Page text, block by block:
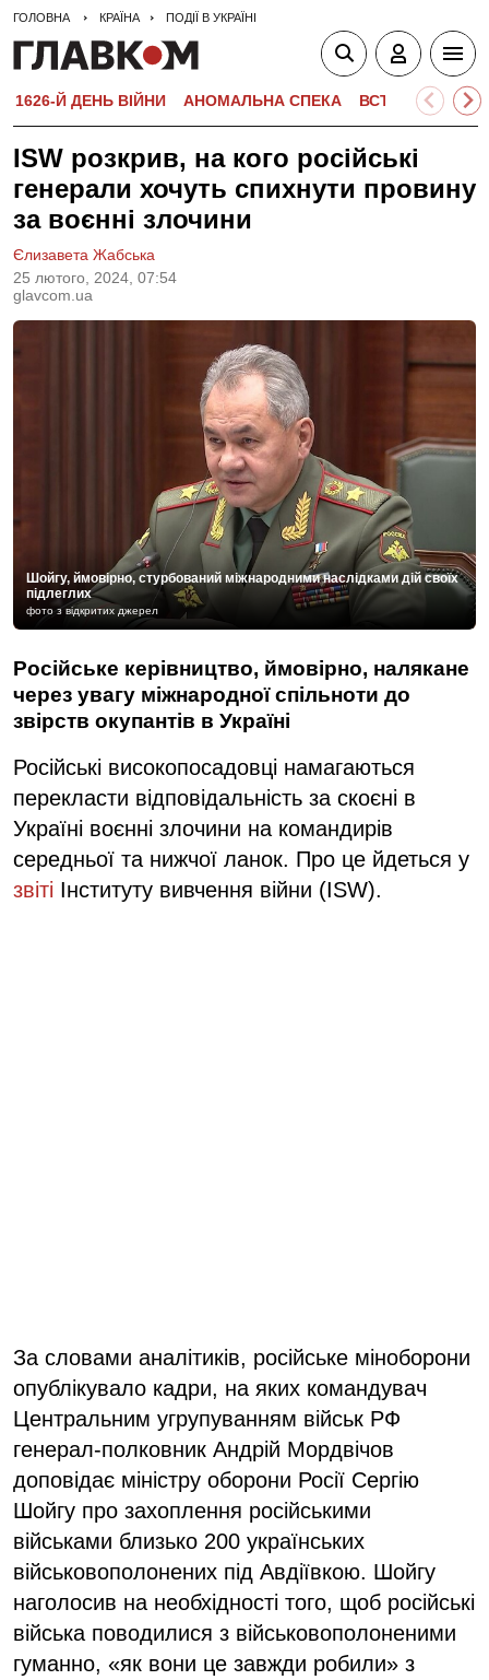
ГОЛОВНА КРАЇНА ПОДІЇ В УКРАЇНІ
1626-Й ДЕНЬ ВІЙНИ АНОМАЛЬНА СПЕКА ВСТУПНА
ISW розкрив, на кого російські
генерали хочуть спихнути провину
за воєнні злочини
25 лютого, 2024, 07:54
glavcom.ua
Єлизавета Жабська
Шойгу, ймовірно, стурбований міжнародними наслідками дій своїх
підлеглих
фото з відкритих джерел
Російське керівництво, ймовірно, налякане
через увагу міжнародної спільноти до
звірств окупантів в Україні
Російські високопосадовці намагаються
перекласти відповідальність за скоєні в
Україні воєнні злочини на командирів
середньої та нижчої ланок. Про це йдеться у
звіті Інституту вивчення війни (ISW).
За словами аналітиків, російське міноборони
опублікувало кадри, на яких командувач
Центральним угрупуванням військ РФ
генерал-полковник Андрій Мордвічов
доповідає міністру оборони Росії Сергію
Шойгу про захоплення російськими
військами близько 200 українських
військовополонених під Авдіївкою. Шойгу
наголосив на необхідності того, щоб російські
війська поводилися з військовополоненими
гуманно, «як вони це завжди робили» з